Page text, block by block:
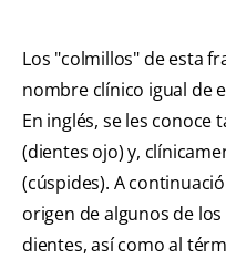
Los "colmillos" de esta
nombre clínico igual de
En inglés, se les
(dientes ojo) y,
(cúspides). A
origen de algunos de
dientes, así como al